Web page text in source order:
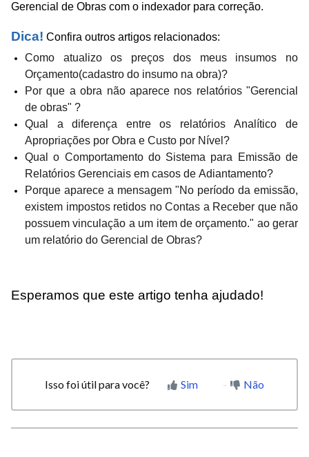
Gerencial de Obras com o indexador para correção.
Dica! Confira outros artigos relacionados:
Como atualizo os preços dos meus insumos no
Orçamento(cadastro do insumo na obra)?
Por que a obra não aparece nos relatórios "Gerencial
de obras" ?
Qual a diferença entre os relatórios Analítico de
Apropriações por Obra e Custo por Nível?
Qual o Comportamento do Sistema para Emissão de
Relatórios Gerenciais em casos de Adiantamento?
Porque aparece a mensagem "No período da emissão,
existem impostos retidos no Contas a Receber que não
possuem vinculação a um item de orçamento." ao gerar
um relatório do Gerencial de Obras?
Esperamos que este artigo tenha ajudado!
Isso foi útil para você? Sim Não